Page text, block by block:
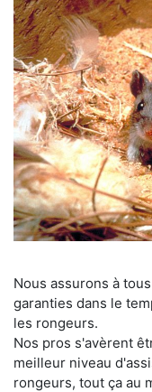
Nous assurons à
garanties dans le
les rongeurs.
Nos pros s'avèrent
meilleur niveau
rongeurs, tout ça au